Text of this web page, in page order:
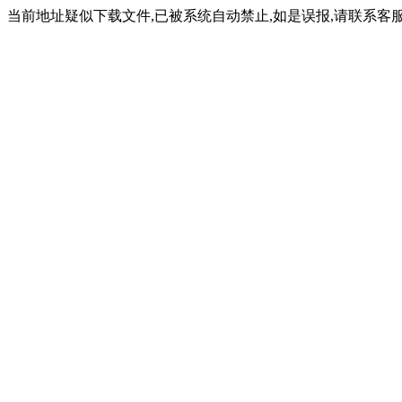
当前地址疑似下载文件,已被系统自动禁止,如是误报,请联系客